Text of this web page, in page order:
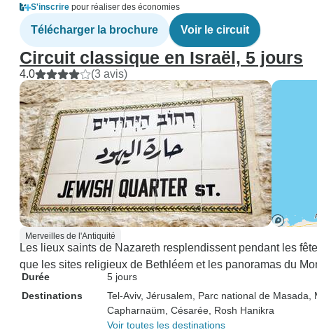
S'inscrire pour réaliser des économies
Télécharger la brochure Voir le circuit
Circuit classique en Israël, 5 jours
4.0 (3 avis)
Merveilles de l'Antiquité
Les lieux saints de Nazareth resplendissent pendant les
que les sites religieux de Bethléem et les panoramas du
Durée
5 jours
Destinations
Tel-Aviv, Jérusalem , Parc national de Masada
Capharnaüm , Césarée , Rosh Hanikra
Voir toutes les destinations